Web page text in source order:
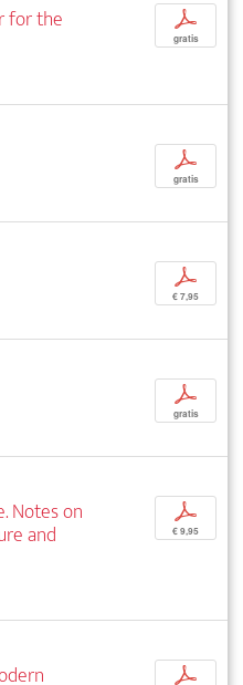
for the
p
gratis
p
gratis
p
€ 7,95
p
gratis
Notes on
and
p
€ 9,95
p